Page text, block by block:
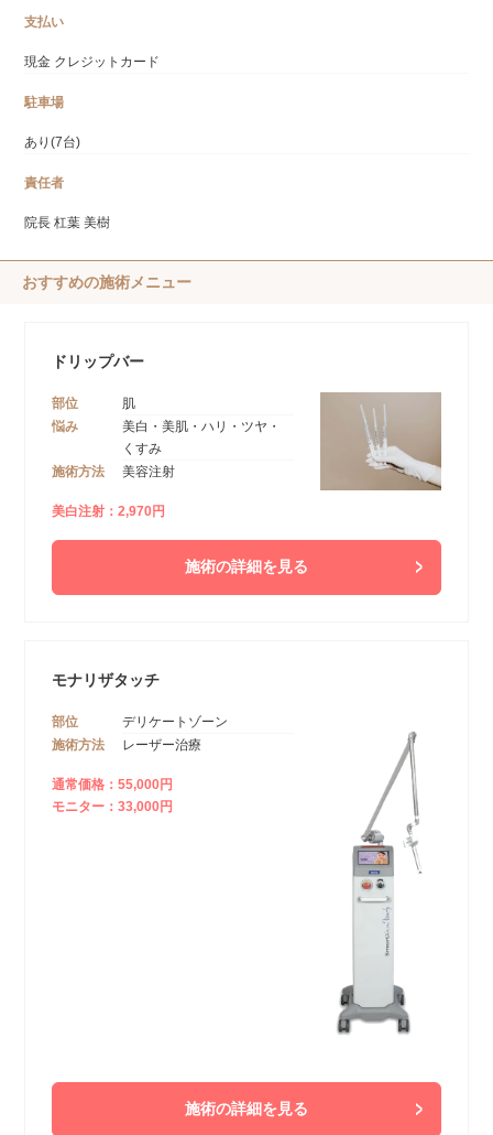
支払い
現金 クレジットカード
駐車場
あり(7台)
責任者
院長 杠葉 美樹
おすすめの施術メニュー
ドリップバー
部位
肌
悩み
美白・美肌・ハリ・ツヤ・
くすみ
施術方法
美容注射
美白注射：2,970円
施術の詳細を見る
モナリザタッチ
部位
デリケートゾーン
施術方法
レーザー治療
通常価格：55,000円
モニター：33,000円
施術の詳細を見る